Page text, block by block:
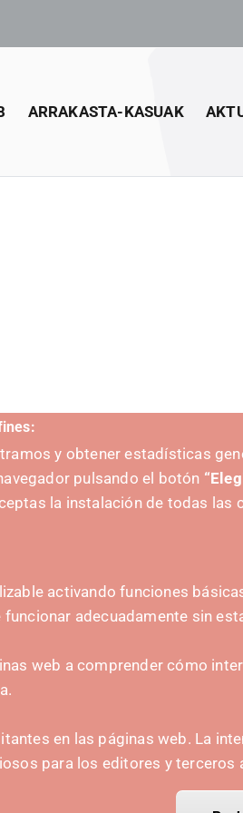
ARRAKASTA-KASUAK
HARREMANETARAKO
(+34) 628 23 12
Prentsa-kita
y obtener estadísticas
pulsando el botón
la instalación de todas las
activando funciones
adecuadamente sin
web a comprender cómo
en las páginas web. La
para los editores y terceros